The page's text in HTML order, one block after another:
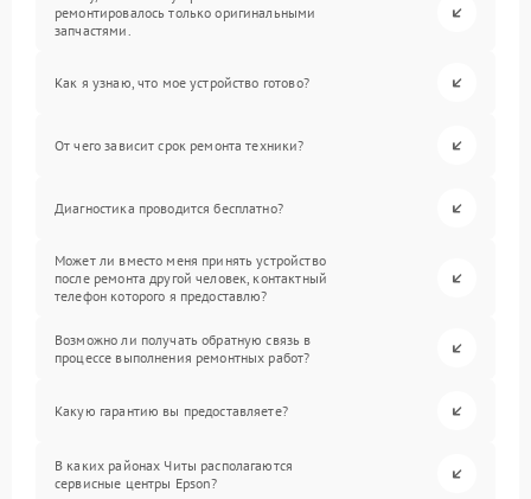
ремонтировалось только оригинальными
запчастями.
Как я узнаю, что мое устройство готово?
От чего зависит срок ремонта техники?
Диагностика проводится бесплатно?
Может ли вместо меня принять устройство
после ремонта другой человек, контактный
телефон которого я предоставлю?
Возможно ли получать обратную связь в
процессе выполнения ремонтных работ?
Какую гарантию вы предоставляете?
В каких районах Читы располагаются
сервисные центры Epson?